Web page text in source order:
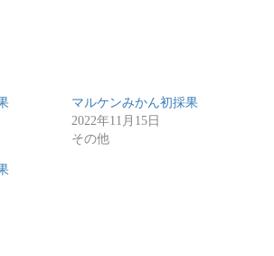
マルケンみかん初採果
2022年11月15日
その他